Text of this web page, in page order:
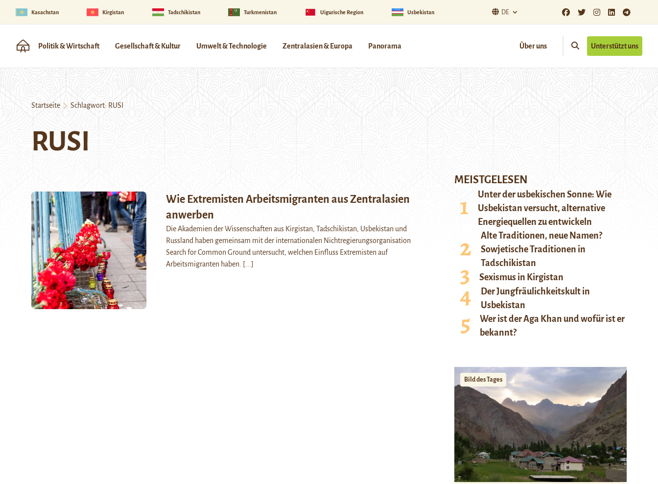
Kasachstan Kirgistan Tadschikistan Turkmenistan Uigurische Region Usbekistan DE
Politik & Wirtschaft Gesellschaft & Kultur Umwelt & Technologie Zentralasien & Europa Panorama Über uns Unterstützt uns
Startseite Schlagwort: RUSI
RUSI
Wie Extremisten Arbeitsmigranten aus Zentralasien
anwerben
Die Akademien der Wissenschaften aus Kirgistan, Tadschikistan, Usbekistan und
Russland haben gemeinsam mit der internationalen Nichtregierungsorganisation
Search for Common Ground untersucht, welchen Einfluss Extremisten auf
Arbeitsmigranten haben.
[...]
MEISTGELESEN
Unter der usbekischen Sonne: Wie
Usbekistan versucht, alternative
Energiequellen zu entwickeln
Alte Traditionen, neue Namen?
Sowjetische Traditionen in
Tadschikistan
Sexismus in Kirgistan
Der Jungfräulichkeitskult in
Usbekistan
Wer ist der Aga Khan und wofür ist er
bekannt?
Bild des Tages